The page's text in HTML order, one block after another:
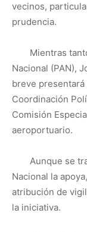
vecinos,
prudencia.
Mientras
Nacional (PAN),
breve
Coordinación
Comisión
aeroportuario.
Aunque se
Nacional la
atribución de
la iniciativa.